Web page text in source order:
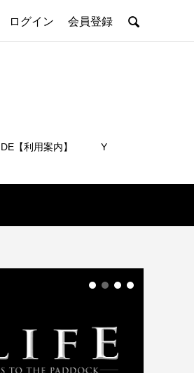
ログイン 会員登録 
【利用案内】 Y